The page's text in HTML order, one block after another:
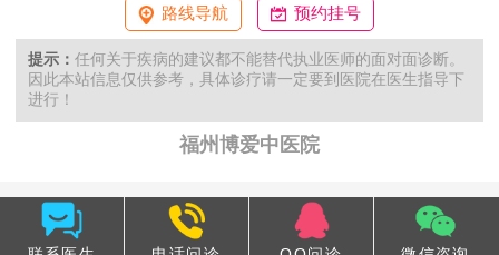
路线导航 预约挂号
提示： 任何关于疾病的建议都不能替代执业医师的面对面诊断。
因此本站信息仅供参考，具体诊疗请一定要到医院在医生指导下
进行！
福州博爱中医院